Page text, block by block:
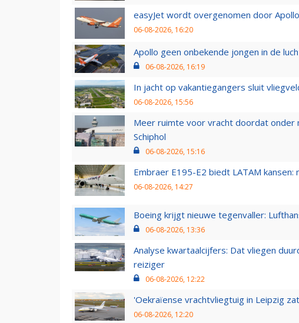
easyJet wordt overgenomen door
06-08-2026, 16:20
Apollo geen onbekende jongen in de
06-08-2026, 16:19
In jacht op vakantiegangers sluit
06-08-2026, 15:56
Meer ruimte voor vracht doordat onder
Schiphol
06-08-2026, 15:16
Embraer E195-E2 biedt LATAM
06-08-2026, 14:27
Boeing krijgt nieuwe tegenvaller:
06-08-2026, 13:36
Analyse kwartaalcijfers: Dat vliegen
reiziger
06-08-2026, 12:22
'Oekraïense vrachtvliegtuig in Leipzig
06-08-2026, 12:20